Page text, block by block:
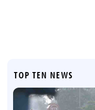
TOP TEN NEWS